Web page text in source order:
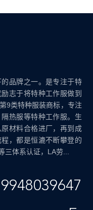
品牌之一。是专注于特
志于将特种工作服做到
9类特种服装商标，专注
热服等特种工作服。生
材料合格进厂，再到成
，都是恒漉不断攀登的
体系认证，LA劳...